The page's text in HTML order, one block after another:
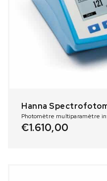
Hanna
Photomètre multiparamètre
€1.610,00